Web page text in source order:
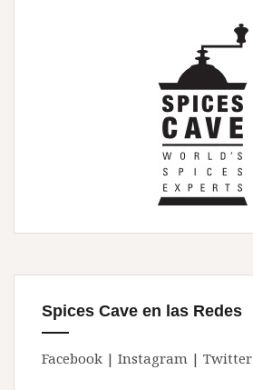
Spices Cave en las Redes
Facebook | Instagram | Twitter